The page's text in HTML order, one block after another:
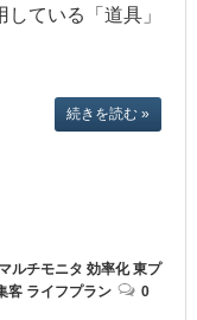
ている「道具」
続きを読む »
マルチモニタ 効率化 東プ
客 ライフプラン 0